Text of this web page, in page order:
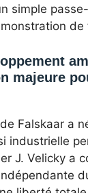
simple
de
majeure
Falskaar a
industrielle
J. Velicky a